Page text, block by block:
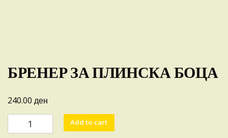
БРЕНЕР ЗА ПЛИНСКА БОЦА
240.00 ден
БРЕНЕР
ЗА
Add to cart